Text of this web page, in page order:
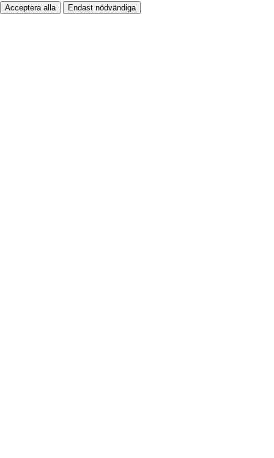
Acceptera alla Endast nödvändiga